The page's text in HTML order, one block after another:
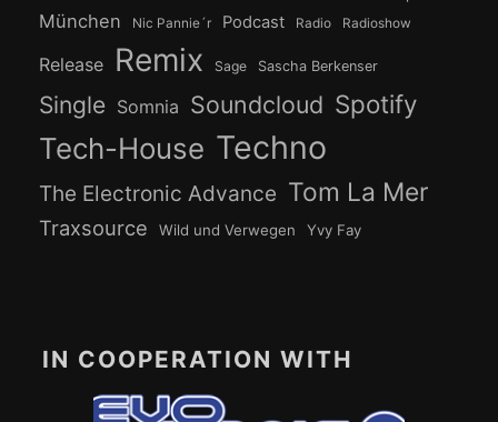
München Nic Pannie´r Podcast Radio Radioshow
Release Remix Sage Sascha Berkenser
Single Somnia Soundcloud Spotify
Tech-House Techno
The Electronic Advance Tom La Mer
Traxsource Wild und Verwegen Yvy Fay
IN COOPERATION WITH